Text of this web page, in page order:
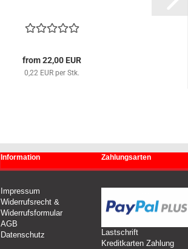
from 22,00 EUR
0,22 EUR per Stk.
Information Zahlungsarten
Impressum
Widerrufsrecht &
Widerrufsformular
AGB
Datenschutz
Lastschrift
Kreditkarten Zahlung